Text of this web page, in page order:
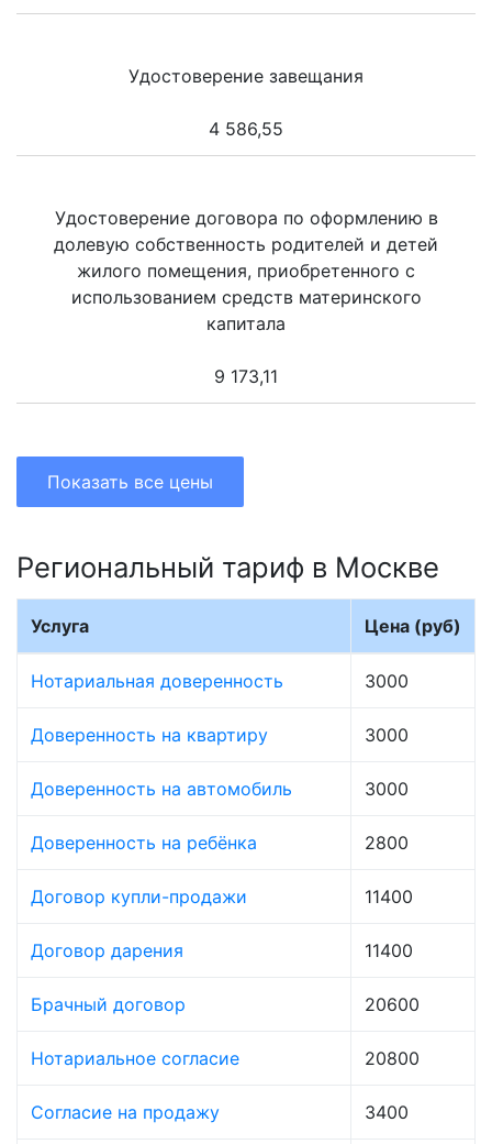
Удостоверение завещания
4 586,55
Удостоверение договора по оформлению в
долевую собственность родителей и детей
жилого помещения, приобретенного с
использованием средств материнского
капитала
9 173,11
Показать все цены
Региональный тариф в Москве
Услуга Цена (руб)
Нотариальная доверенность 3000
Доверенность на квартиру 3000
Доверенность на автомобиль 3000
Доверенность на ребёнка 2800
Договор купли-продажи 11400
Договор дарения 11400
Брачный договор 20600
Нотариальное согласие 20800
Согласие на продажу 3400